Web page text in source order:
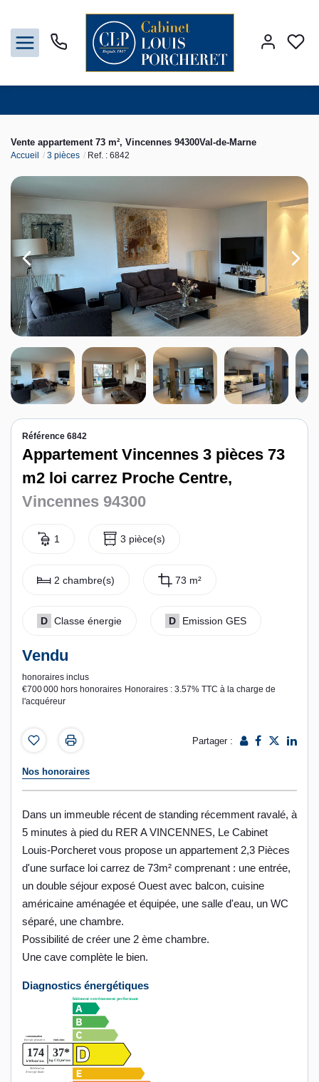
Louer
Vendre
Gestion
Syndic
Nos agences
Contact
Espace personnel
Vente appartement 73 m², Vincennes 94300Val-de-Marne
Accueil 3 pièces Ref. : 6842
Référence 6842
Appartement Vincennes 3 pièces 73
m2 loi carrez Proche Centre,
Vincennes 94300
1 3 pièce(s)
2 chambre(s) 73 m²
D Classe énergie D Emission GES
Vendu
honoraires inclus
€700 000 hors honoraires Honoraires : 3.57% TTC à la charge de
l'acquéreur
Partager :
Nos honoraires
Dans un immeuble récent de standing récemment ravalé, à
5 minutes à pied du RER A VINCENNES, Le Cabinet
Louis-Porcheret vous propose un appartement 2,3 Pièces
d'une surface loi carrez de 73m² comprenant : une entrée,
un double séjour exposé Ouest avec balcon, cuisine
américaine aménagée et équipée, une salle d'eau, un WC
séparé, une chambre.
Possibilité de créer une 2 ème chambre.
Une cave complète le bien.
Diagnostics énergétiques